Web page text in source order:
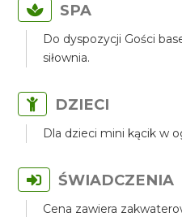
SPA
Do dyspozycji Gości
siłownia.
DZIECI
Dla dzieci mini kącik w
ŚWIADCZENIA
Cena zawiera